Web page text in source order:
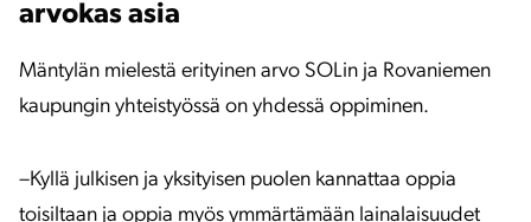
arvokas asia
Mäntylän mielestä erityinen arvo SOLin ja Rovaniemen
kaupungin yhteistyössä on yhdessä oppiminen.
–Kyllä julkisen ja yksityisen puolen kannattaa oppia
toisiltaan ja oppia myös ymmärtämään lainalaisuudet